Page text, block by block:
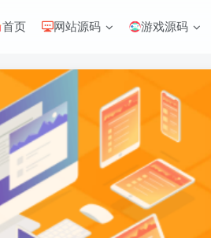
首页 网站源码 游戏源码